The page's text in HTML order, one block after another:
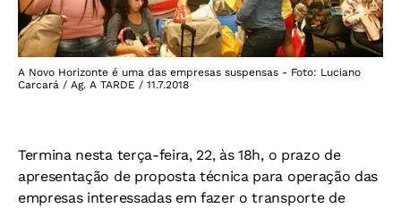
A Novo Horizonte é uma das empresas suspensas - Foto: Luciano
Carcará / Ag. A TARDE / 11.7.2018
Termina nesta terça-feira, 22, às 18h, o prazo de
apresentação de proposta técnica para operação das
empresas interessadas em fazer o transporte de